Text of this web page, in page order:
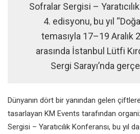
Sofralar Sergisi –
4. edisyonu, bu yıl
temasıyla 17–19 Aralık
arasında İstanbul Lütfi
Sergi Sarayı’nda
Dünyanın dört bir yanından gelen
tasarlayan KM Events tarafından
Sergisi – Yaratıcılık Konferansı, bu yıl